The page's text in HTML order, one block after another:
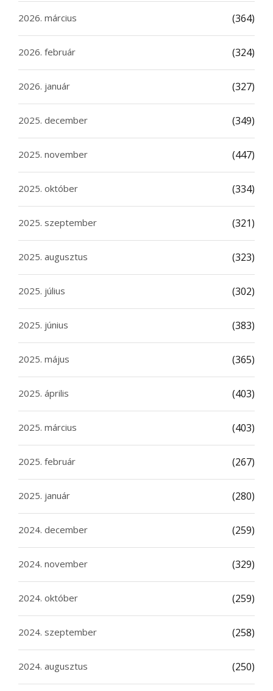
2026. március (364)
2026. február (324)
2026. január (327)
2025. december (349)
2025. november (447)
2025. október (334)
2025. szeptember (321)
2025. augusztus (323)
2025. július (302)
2025. június (383)
2025. május (365)
2025. április (403)
2025. március (403)
2025. február (267)
2025. január (280)
2024. december (259)
2024. november (329)
2024. október (259)
2024. szeptember (258)
2024. augusztus (250)